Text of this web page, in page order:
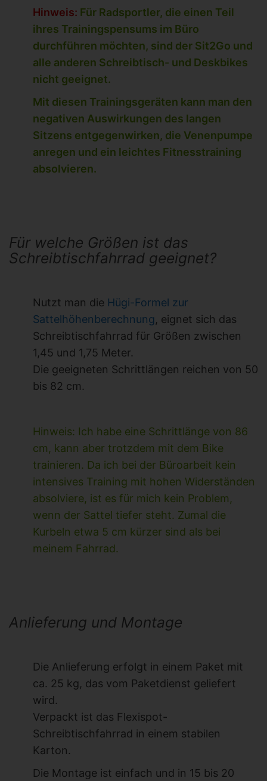
Hinweis: Für Radsportler, die einen Teil
ihres Trainingspensums im Büro
durchführen möchten, sind der Sit2Go und
alle anderen Schreibtisch- und Deskbikes
nicht geeignet.
Mit diesen Trainingsgeräten kann man den
negativen Auswirkungen des langen
Sitzens entgegenwirken, die Venenpumpe
anregen und ein leichtes Fitnesstraining
absolvieren.
Für welche Größen ist das
Schreibtischfahrrad geeignet?
Nutzt man die Hügi-Formel zur
Sattelhöhenberechnung, eignet sich das
Schreibtischfahrrad für Größen zwischen
1,45 und 1,75 Meter.
Die geeigneten Schrittlängen reichen von 50
bis 82 cm.
Hinweis: Ich habe eine Schrittlänge von 86
cm, kann aber trotzdem mit dem Bike
trainieren. Da ich bei der Büroarbeit kein
intensives Training mit hohen Widerständen
absolviere, ist es für mich kein Problem,
wenn der Sattel tiefer steht. Zumal die
Kurbeln etwa 5 cm kürzer sind als bei
meinem Fahrrad.
Anlieferung und Montage
Die Anlieferung erfolgt in einem Paket mit
ca. 25 kg, das vom Paketdienst geliefert
wird.
Verpackt ist das Flexispot-
Schreibtischfahrrad in einem stabilen
Karton.
Die Montage ist einfach und in 15 bis 20